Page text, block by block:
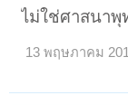
ไม่ใช่ศาสนา
13 พฤษภาคม